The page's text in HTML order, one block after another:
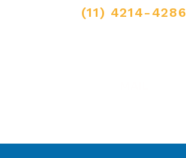
(11) 4214-4286